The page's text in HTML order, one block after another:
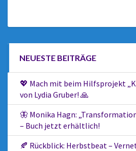
NEUESTE BEITRÄGE
💖 Mach mit beim Hilfsprojekt
von Lydia Gruber! 🙏
🦋 Monika Hagn:
– Buch jetzt erhältlich!
🍂 Rückblick: Herbstbeat –